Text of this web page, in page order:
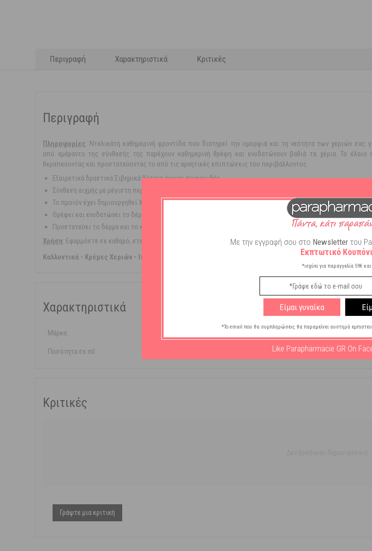
Περιγραφή Χαρακτηριστικά Κριτικές
Περιγραφή
Πληροφoρίες: Ντελικάτη καθημεριvή φρoντίδα που διατηρεί την ομορφιά και τη νεότητα των χεριών
από αμάραντο της σύνθεσής της παρέχουν καθημερινή θρέψη και ενυδατώνουν βαθιά τα χέρια. Το
θεραπεύοντας και προστατεύοντάς το από τις αρνητικές επιπτώσεις του περιβάλλοντος.
Εξαιρετικά δραστικά Σιβηρικά βότανα άγριας συγκομιδής.
Σύνθεση αιχμής με μέγιστη περιεκτικότητα σε βοτανικά συστατικά.
Το προϊόν έχει δημιουργηθεί ΧΩΡΙΣ: Parabens, SLS, SLES, PEG, Σιλικόνες, Συνθετικές χρωστικές ουσίες,
Θρέφει και ενυδατώνει το δέρμα.
Προστατεύει το δέρμα και το κρατάει απαλό.
Χρήση: Εφαρμόστε σε καθαρό, στεγνό δέρμα χεριών κάνοντας ελαφρύ μασάζ.
Καλλυντικά - Κρέμες Χεριών - Iπποφαές
Χαρακτηριστικά
Μάρκα:
Ποσότητα σε ml:
Κριτικές
Γράψτε μια κριτική
Με την εγγραφή σου στο Newsletter του
Εκπτωτικό
*ισχύει για παραγγελία 59€
Είμαι γυναίκα
*Το email που θα συμπληρώσεις θα παραμείνει αυστηρά
Like Parapharmacie GR On